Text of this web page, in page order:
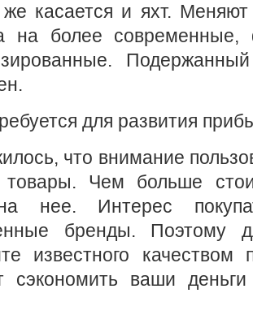
же касается и яхт.
на более современные,
для развития
что внимание
товары. Чем больше
нее. Интерес
бренды. Поэтому
известного качеством
сэкономить ваши